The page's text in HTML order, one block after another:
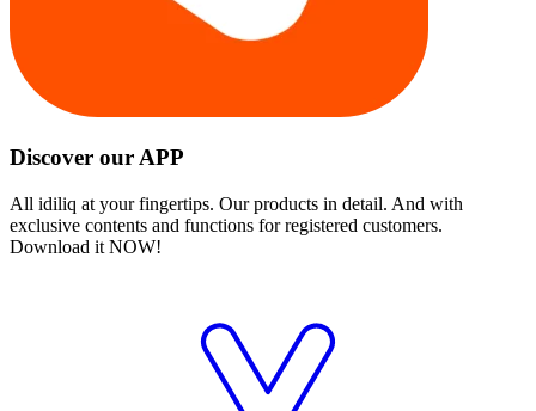
Discover our APP
All idiliq at your fingertips. Our products in detail. And with
exclusive contents and functions for registered customers.
Download it NOW!